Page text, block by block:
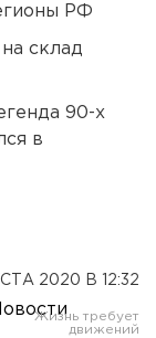
РФ
склад
90-х
в
2020 В 12:32